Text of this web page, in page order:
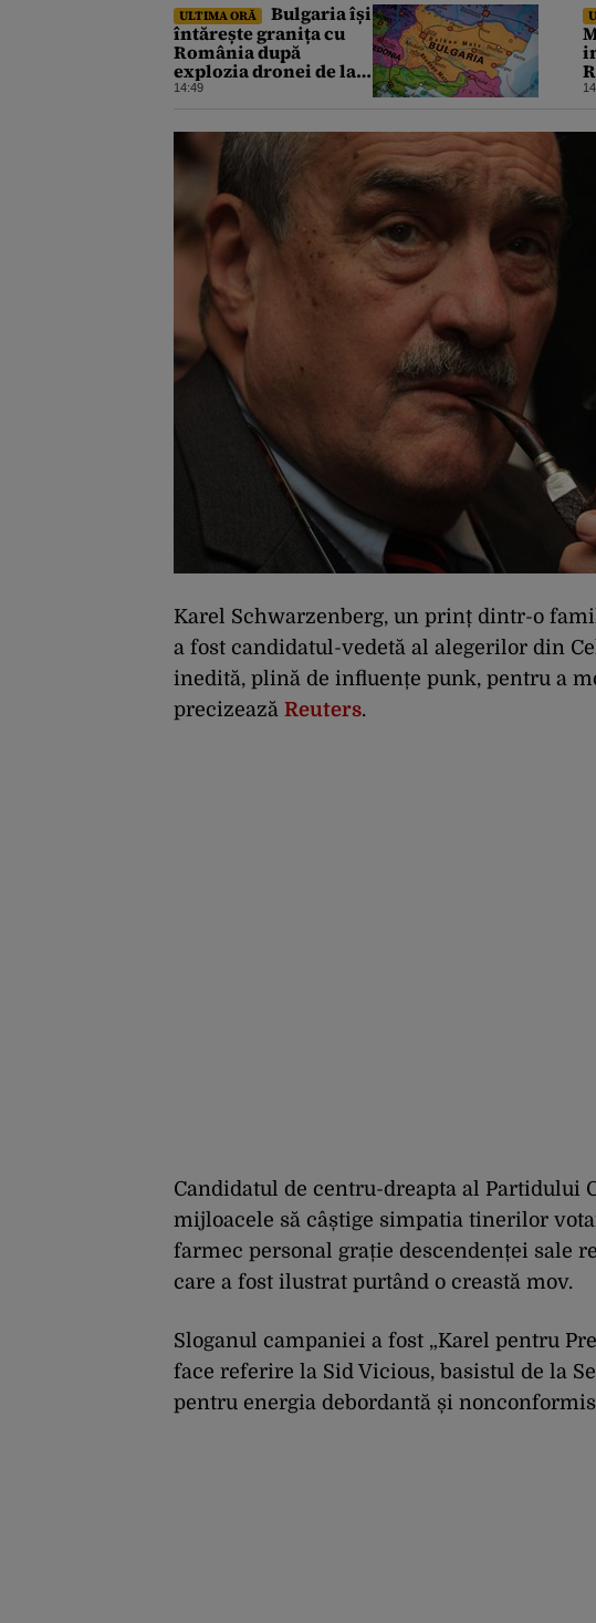
ULTIMA ORĂ
Bulgaria își
întărește granița cu
România după
explozia dronei de la
Kardam. Forțe
la frontiera cu Turcia
14:49
Karel Schwarzenberg, un prinț dintr-o
a fost candidatul-vedetă al alegerilor din
inedită, plină de influențe punk, pentru a
precizează Reuters.
Candidatul de centru-dreapta al Partidului
mijloacele să câștige simpatia tinerilor
farmec personal grație descendenței sale
care a fost ilustrat purtând o creastă mov.
Sloganul campaniei a fost „Karel pentru
face referire la Sid Vicious, basistul de la
pentru energia debordantă și